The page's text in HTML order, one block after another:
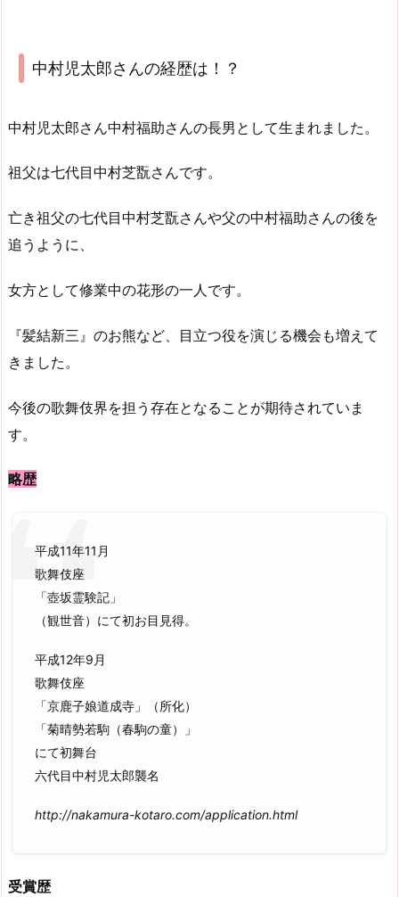
中村児太郎さんの経歴は！？
中村児太郎さん中村福助さんの長男として生まれました。
祖父は七代目中村芝翫さんです。
亡き祖父の七代目中村芝翫さんや父の中村福助さんの後を
追うように、
女方として修業中の花形の一人です。
『髪結新三』のお熊など、目立つ役を演じる機会も増えて
きました。
今後の歌舞伎界を担う存在となることが期待されていま
す。
略歴
平成11年11月
歌舞伎座
「壺坂霊験記」
（観世音）にて初お目見得。
平成12年9月
歌舞伎座
「京鹿子娘道成寺」（所化）
「菊晴勢若駒（春駒の童）」
にて初舞台
六代目中村児太郎襲名
http://nakamura-kotaro.com/application.html
受賞歴